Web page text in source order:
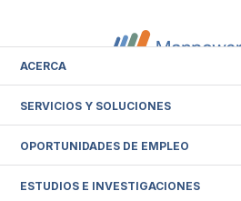
Intranet Extranet
ACERCA
SERVICIOS Y SOLUCIONES
OPORTUNIDADES DE EMPLEO
ESTUDIOS E INVESTIGACIONES